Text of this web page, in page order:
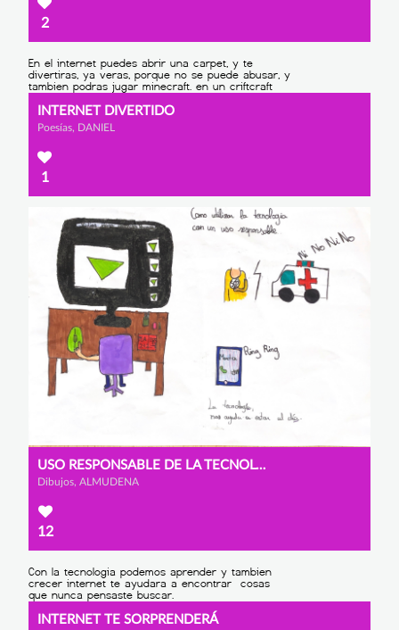
2
INTERNET DIVERTIDO
Poesías, DANIEL
1
USO RESPONSABLE DE LA TECNOLOGÍA
Dibujos, ALMUDENA
12
INTERNET TE SORPRENDERÁ